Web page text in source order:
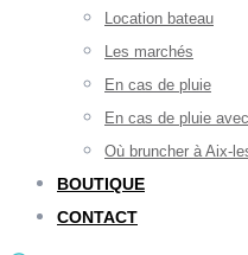
Location bateau
Les marchés
En cas de pluie
En cas de pluie
Où bruncher à Aix-
BOUTIQUE
CONTACT